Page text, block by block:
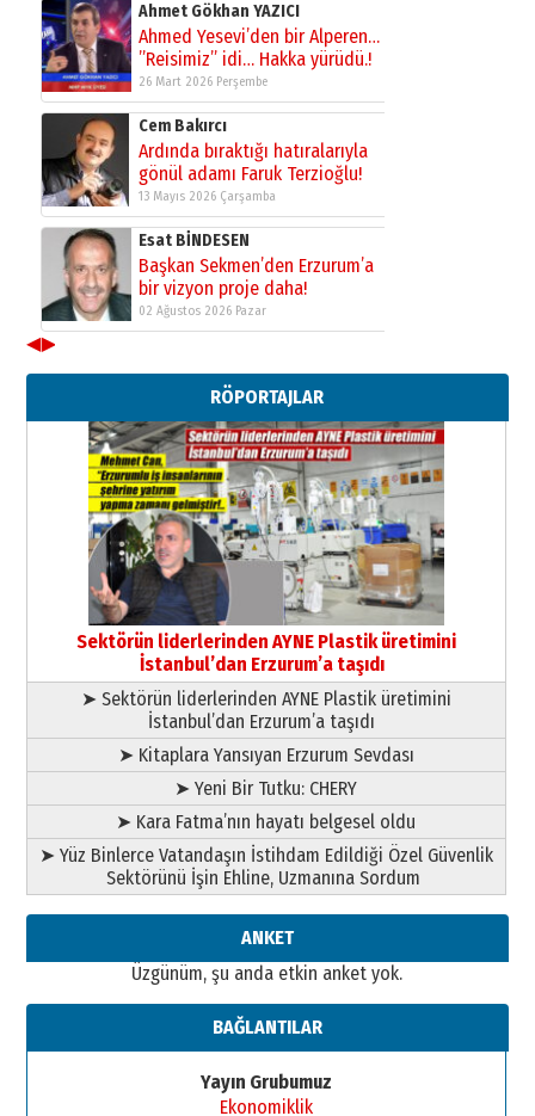
Ahmet Gökhan YAZICI
Ahmed Yesevi’den bir Alperen…
”Reisimiz” idi… Hakka yürüdü.!
26 Mart 2026 Perşembe
Cem Bakırcı
Ardında bıraktığı hatıralarıyla
gönül adamı Faruk Terzioğlu!
13 Mayıs 2026 Çarşamba
Esat BİNDESEN
Başkan Sekmen’den Erzurum’a
bir vizyon proje daha!
02 Ağustos 2026 Pazar
Erzurumspor’un köşe taşları
29 Haziran 2026 Pazartesi
Kenan GÜLERCİ
Murat Şahsuvaroğlu ERKON’da
çıtayı yukarı taşırken,
yönetimdekiler aşağı
çekmemeli!
17 Şubat 2026 Salı Orhan BOZKURT
Bir fotoğraf, bir şehir, bir
gazeteci… Dizginler kimin
elinde?
A. Berhan Yılmaz
BİR BÖLÜM DEĞİL, BİR ÖMÜR
SEÇİYORSUNUZ… “NEDEN
ATATÜRK ÜNİVERSİTESİ?”
28 Temmuz 2026 Salı
Ahmet Gökhan YAZICI
Ahmed Yesevi’den bir Alperen…
”Reisimiz” idi… Hakka yürüdü.!
26 Mart 2026 Perşembe
gönül adamı Faruk Terzioğlu!
Başkan Sekmen’den Erzurum’a
bir vizyon proje daha!
◀▶
RÖPORTAJLAR
Sektörün liderlerinden AYNE Plastik üretimini
İstanbul’dan Erzurum’a taşıdı
➤ Sektörün liderlerinden AYNE Plastik üretimini
İstanbul’dan Erzurum’a taşıdı
➤ Kitaplara Yansıyan Erzurum Sevdası
➤ Yeni Bir Tutku: CHERY
➤ Kara Fatma’nın hayatı belgesel oldu
➤ Yüz Binlerce Vatandaşın İstihdam Edildiği Özel Güvenlik
Sektörünü İşin Ehline, Uzmanına Sordum
ANKET
Üzgünüm, şu anda etkin anket yok.
BAĞLANTILAR
Yayın Grubumuz
Ekonomiklik